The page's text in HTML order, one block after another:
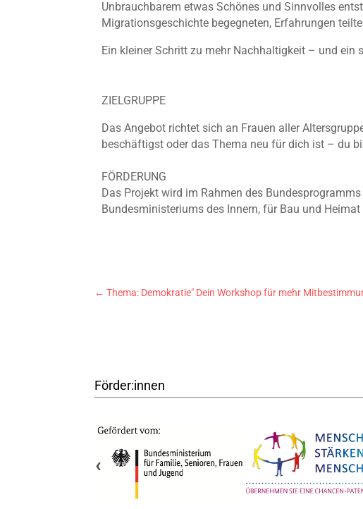
Unbrauchbarem etwas Schönes und Sinnvolles
Migrationsgeschichte begegneten, Erfahrungen
Ein kleiner Schritt zu mehr Nachhaltigkeit – und
ZIELGRUPPE
Das Angebot richtet sich an Frauen aller
beschäftigst oder das Thema neu für dich ist – du
FÖRDERUNG
Das Projekt wird im Rahmen des
Bundesministeriums des Innern, für Bau und Heimat
←Thema: Demokratie" Dein Workshop für mehr
Förder:innen
‹